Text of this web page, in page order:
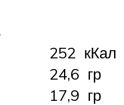
252 кКал
24,6 гр
17,9 гр